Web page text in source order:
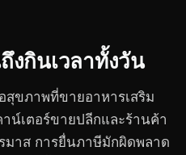
งกินเวลาทั้งวัน
ขภาพที่ขายอาหารเสริม
าน์เตอร์ขายปลีกและร้านค้า
มาส การยื่นภาษีมักผิดพลาด